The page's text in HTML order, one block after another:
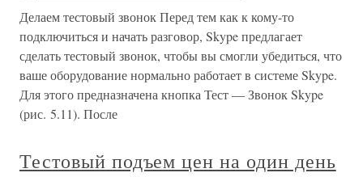
Делаем тестовый звонок Перед тем как к кому-то
подключиться и начать разговор, Skype предлагает
сделать тестовый звонок, чтобы вы смогли убедиться, что
ваше оборудование нормально работает в системе Skype.
Для этого предназначена кнопка Тест — Звонок Skype
(рис. 5.11). После
Тестовый подъем цен на один день